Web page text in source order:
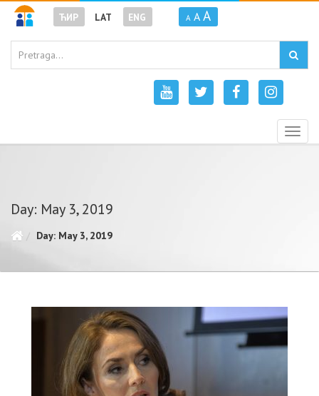
ЋИР LAT ENG A A A
Day: May 3, 2019
Day: May 3, 2019